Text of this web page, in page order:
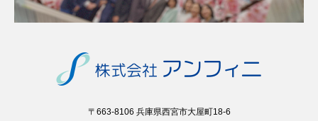
〒663-8106 兵庫県西宮市大屋町18-6